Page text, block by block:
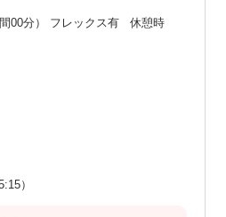
00分） フレックス有 休憩時
）